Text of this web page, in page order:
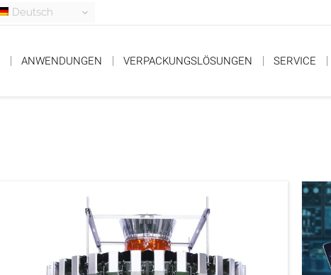
Deutsch
ANWENDUNGEN VERPACKUNGSLÖSUNGEN SERVICE